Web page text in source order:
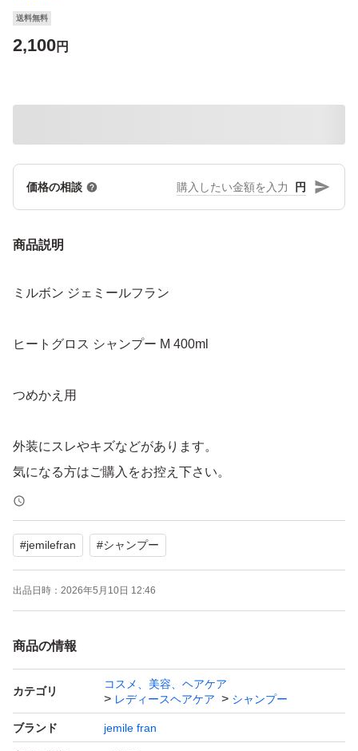
送料無料
2,100円
価格の相談 円
商品説明
ミルボン ジェミールフラン
ヒートグロス シャンプー M 400ml
つめかえ用
外装にスレやキズなどがあります。
気になる方はご購入をお控え下さい。
発送方法や梱包がなかったなど細かい事が気になる方は購
入しないてください。
商品によって梱包できない場合があります。
完璧な状態でお届けできない場合もあります。
お値引き不可
価格相談はお受けできません。
#jemilefran #シャンプー
出品日時： 2026年5月10日 12:46
商品の情報
カテゴリ
コスメ、美容、ヘアケア
レディースヘアケア
シャンプー
ブランド jemile fran